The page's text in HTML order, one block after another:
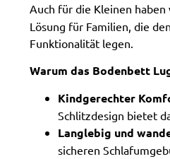
Auch für die Kleinen
Lösung für Familien, die
Funktionalität legen.
Warum das Bodenbett
Kindgerechter
Schlitzdesign bietet
Langlebig und
sicheren